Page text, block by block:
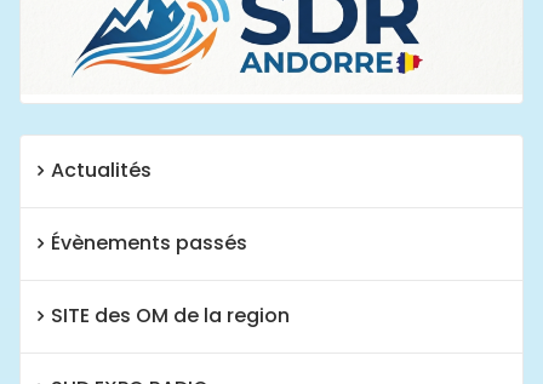
Actualités
Évènements passés
SITE des OM de la region